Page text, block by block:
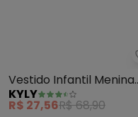
Vestido Infantil Menina
Borboletas (Azul)
KYLY
R$ 27,56R$ 68,90